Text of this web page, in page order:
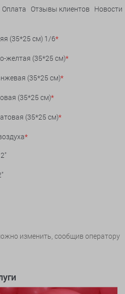
Оплата Отзывы клиентов Новости
(35*25 см) 1/6*
желтая (35*25 см)*
(35*25 см)*
(35*25 см)*
(35*25 см)*
*
изменить, сообщив оператору